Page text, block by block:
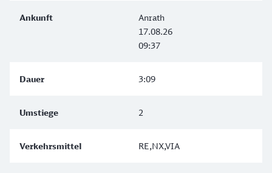
Anrath
17.08.26
09:37
3:09
2
RE,NX,VIA